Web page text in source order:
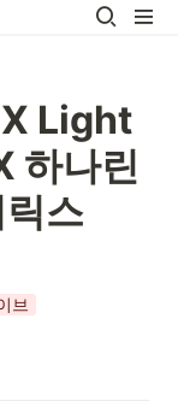
Light
하나린
스
브